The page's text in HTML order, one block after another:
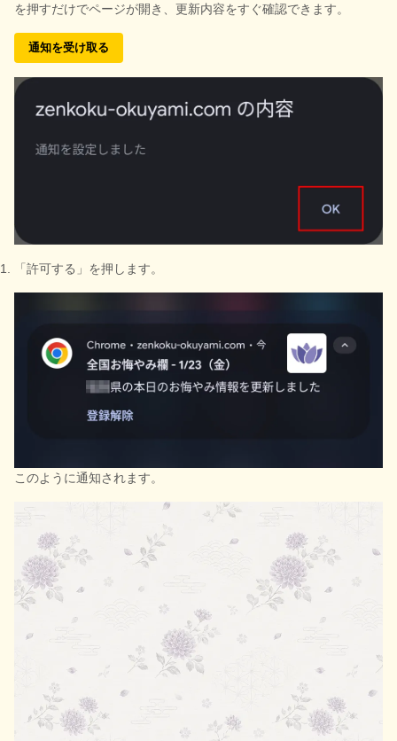
を押すだけでページが開き、更新内容をすぐ確認できます。
通知を受け取る
「許可する」を押します。
このように通知されます。